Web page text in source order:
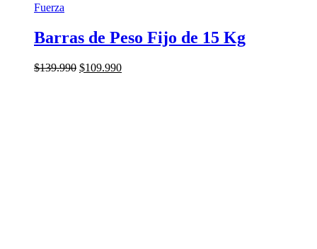
Fuerza
Barras de Peso Fijo de 15 Kg
$139.990 El
$109.990El